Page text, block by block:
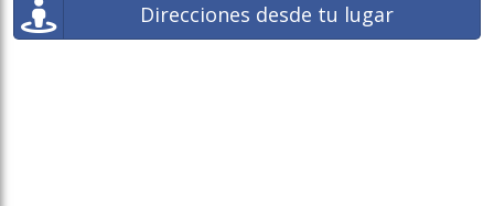
Direcciones desde tu lugar